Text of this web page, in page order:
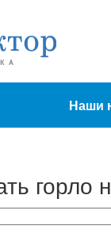
Наши
горло